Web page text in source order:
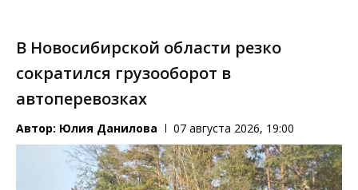
В Новосибирской области резко
сократился грузооборот в
автоперевозках
Автор: Юлия Данилова 07 августа 2026, 19:00